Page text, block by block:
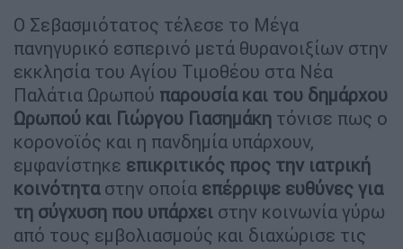
Ο Σεβασμιότατος τέλεσε το Μέγα
πανηγυρικό εσπερινό μετά θυρανοιξίων στην
εκκλησία του Αγίου Τιμοθέου στα Νέα
Παλάτια Ωρωπού παρουσία και του δημάρχου
Ωρωπού και Γιώργου Γιασημάκη τόνισε πως ο
κορονοϊός και η πανδημία υπάρχουν,
εμφανίστηκε επικριτικός προς την ιατρική
κοινότητα στην οποία επέρριψε ευθύνες για
τη σύγχυση που υπάρχει στην κοινωνία γύρω
από τους εμβολιασμούς και διαχώρισε τις